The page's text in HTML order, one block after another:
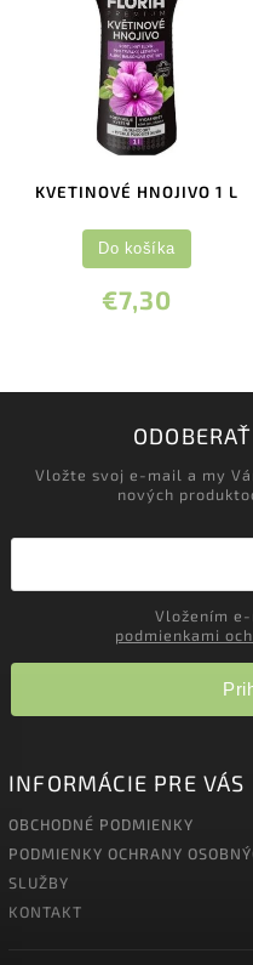
KVETINOVÉ HNOJIVO 1 L
€7,30
Do košíka
Vložte svoj e-mail a my
nových
podmienkami
INFORMÁCIE PRE VÁS
OBCHODNÉ PODMIENKY
PODMIENKY OCHRANY
SLUŽBY
KONTAKT